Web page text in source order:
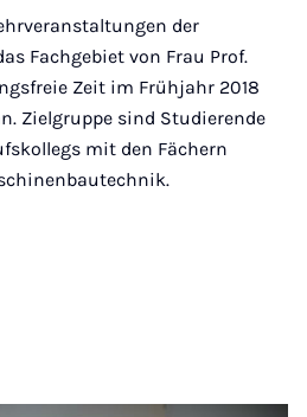
der
Fachgebiet von Frau Prof.
Zeit im Frühjahr 2018
Zielgruppe sind Studierende
mit den Fächern